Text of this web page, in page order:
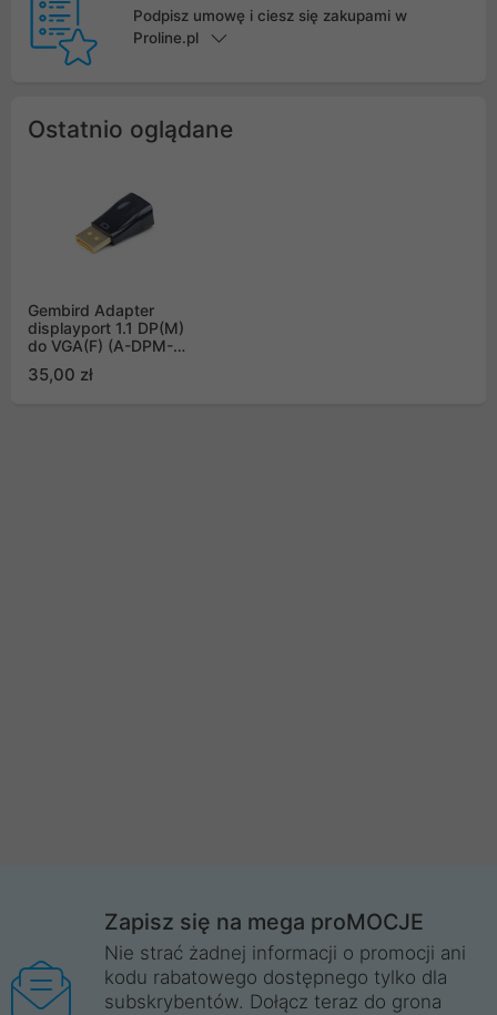
Podpisz umowę i ciesz się zakupami w
Proline.pl
Ostatnio oglądane
Gembird Adapter
displayport 1.1 DP(M)
do VGA(F) (A-DPM-
35,00 zł
Zapisz się na mega proMOCJE
Nie strać żadnej informacji o promocji ani
kodu rabatowego dostępnego tylko dla
subskrybentów. Dołącz teraz do grona